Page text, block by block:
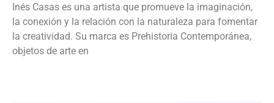
Inés Casas es una artista que promueve la imaginación,
la conexión y la relación con la naturaleza para fomentar
la creatividad. Su marca es Prehistoria Contemporánea,
objetos de arte en